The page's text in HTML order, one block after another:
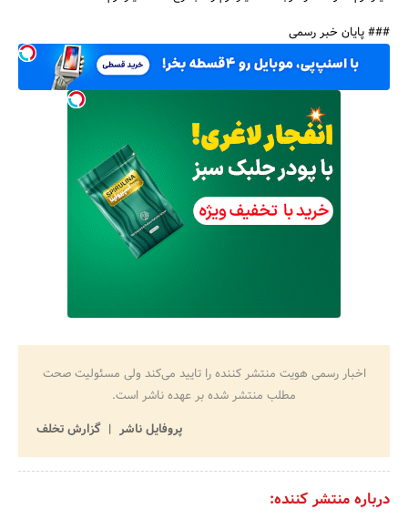
### پایان خبر رسمی
اخبار رسمی هویت منتشر کننده را تایید می‌کند ولی مسئولیت صحت
مطلب منتشر شده بر عهده ناشر است.
پروفایل ناشر
گزارش تخلف
درباره منتشر کننده: